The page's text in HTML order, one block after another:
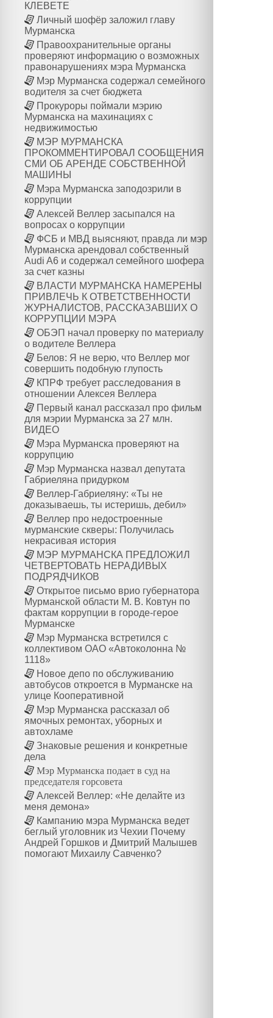
КЛЕВЕТЕ
Личный шофёр заложил главу
Мурманска
Правоохранительные органы
проверяют информацию о возможных
правонарушениях мэра Мурманска
Мэр Мурманска содержал семейного
водителя за счет бюджета
Прокуроры поймали мэрию
Мурманска на махинациях с
недвижимостью
МЭР МУРМАНСКА
ПРОКОММЕНТИРОВАЛ СООБЩЕНИЯ
СМИ ОБ АРЕНДЕ СОБСТВЕННОЙ
МАШИНЫ
Мэра Мурманска заподозрили в
коррупции
Алексей Веллер засыпался на
вопросах о коррупции
ФСБ и МВД выясняют, правда ли мэр
Мурманска арендовал собственный
Audi A6 и содержал семейного шофера
за счет казны
ВЛАСТИ МУРМАНСКА НАМЕРЕНЫ
ПРИВЛЕЧЬ К ОТВЕТСТВЕННОСТИ
ЖУРНАЛИСТОВ, РАССКАЗАВШИХ О
КОРРУПЦИИ МЭРА
ОБЭП начал проверку по материалу
о водителе Веллера
Белов: Я не верю, что Веллер мог
совершить подобную глупость
КПРФ требует расследования в
отношении Алексея Веллера
Первый канал рассказал про фильм
для мэрии Мурманска за 27 млн.
ВИДЕО
Мэра Мурманска проверяют на
коррупцию
Мэр Мурманска назвал депутата
Габриеляна придурком
Веллер-Габриеляну: «Ты не
доказываешь, ты истеришь, дебил»
Веллер про недостроенные
мурманские скверы: Получилась
некрасивая история
МЭР МУРМАНСКА ПРЕДЛОЖИЛ
ЧЕТВЕРТОВАТЬ НЕРАДИВЫХ
ПОДРЯДЧИКОВ
Открытое письмо врио губернатора
Мурманской области М. В. Ковтун по
фактам коррупции в городе-герое
Мурманске
Мэр Мурманска встретился с
коллективом ОАО «Автоколонна №
1118»
Новое депо по обслуживанию
автобусов откроется в Мурманске на
улице Кооперативной
Мэр Мурманска рассказал об
ямочных ремонтах, уборных и
автохламе
Знаковые решения и конкретные
дела
Мэр Мурманска подает в суд на
председателя горсовета
Алексей Веллер: «Не делайте из
меня демона»
Кампанию мэра Мурманска ведет
беглый уголовник из Чехии Почему
Андрей Горшков и Дмитрий Малышев
помогают Михаилу Савченко?